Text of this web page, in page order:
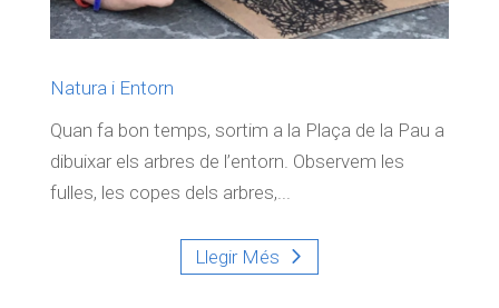
Natura i Entorn
Quan fa bon temps, sortim a la Plaça de la Pau a
dibuixar els arbres de l’entorn. Observem les
fulles, les copes dels arbres,...
Llegir Més